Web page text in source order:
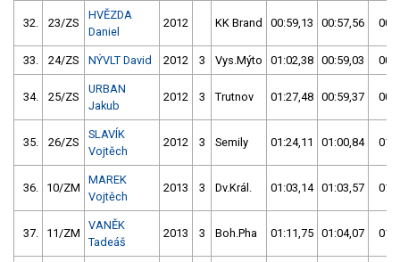
32. 23/ZS
HVĚZDA
Daniel
2012 KK Brand 00:59,13 00:57,56
33. 24/ZS NÝVLT David 2012 3 Vys.Mýto 01:02,38 00:59,03
34. 25/ZS
URBAN
Jakub
2012 3 Trutnov 01:27,48 00:59,37
35. 26/ZS
SLAVÍK
Vojtěch
2012 3 Semily 01:24,11 01:00,84
36. 10/ZM
MAREK
Vojtěch
2013 3 Dv.Král. 01:03,14 01:03,57
37. 11/ZM
VANĚK
Tadeáš
2013 3 Boh.Pha 01:11,75 01:04,07